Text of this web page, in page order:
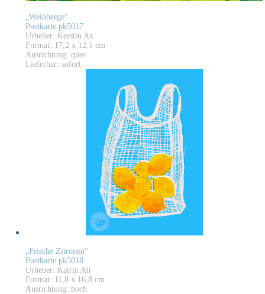
„Weinberge“
Postkarte pk5017
Urheber: Kerstin Ax
Format: 17,2 x 12,1 cm
Ausrichtung: quer
Lieferbar: sofort
„Frische Zitronen“
Postkarte pk5018
Urheber: Katrin Alt
Format: 11,8 x 16,8 cm
Ausrichtung: hoch